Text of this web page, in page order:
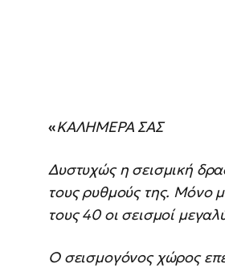
«ΚΑΛΗΜΕΡΑ ΣΑΣ
Δυστυχώς η σεισμική
τους ρυθμούς της. Μόνο
τους 40 οι σεισμοί
Ο σεισμογόνος χώρος